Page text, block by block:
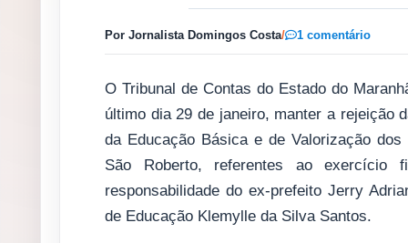
Por Jornalista Domingos Costa/ 1 comentário
O Tribunal de Contas do Estado do
último dia 29 de janeiro, manter a rejeição
da Educação Básica e de Valorização
São Roberto, referentes ao
responsabilidade do ex-prefeito Jerry
de Educação Klemylle da Silva Santos.